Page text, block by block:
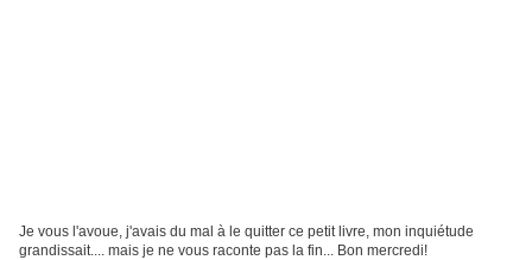
Je vous l'avoue, j'avais du mal à le quitter ce petit livre, mon inquiétude
grandissait.... mais je ne vous raconte pas la fin... Bon mercredi!